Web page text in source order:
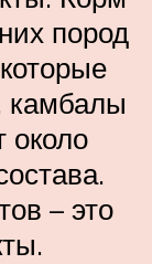
пород
около
– это